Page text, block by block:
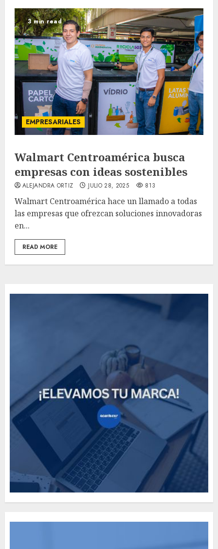
3 min read
EMPRESARIALES
Walmart Centroamérica busca
empresas con ideas sostenibles
ALEJANDRA ORTIZ JULIO 28, 2025 813
Walmart Centroamérica hace un llamado a todas
las empresas que ofrezcan soluciones innovadoras
en...
READ MORE
Need to Know About the
Classic Cars in a Retro